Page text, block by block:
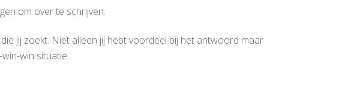
om over te schrijven.
jij zoekt. Niet alleen jij hebt voordeel bij het antwoord maar
win situatie.